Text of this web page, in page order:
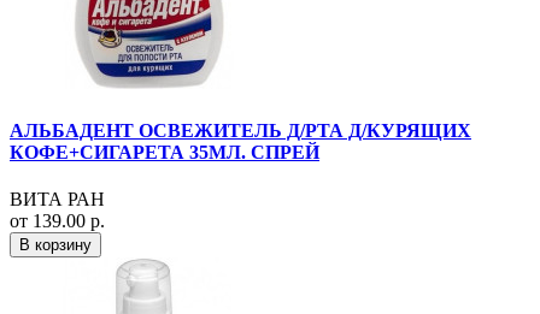
АЛЬБАДЕНТ ОСВЕЖИТЕЛЬ Д/РТА Д/КУРЯЩИХ
КОФЕ+СИГАРЕТА 35МЛ. СПРЕЙ
ВИТА РАН
от 139.00 р.
В корзину